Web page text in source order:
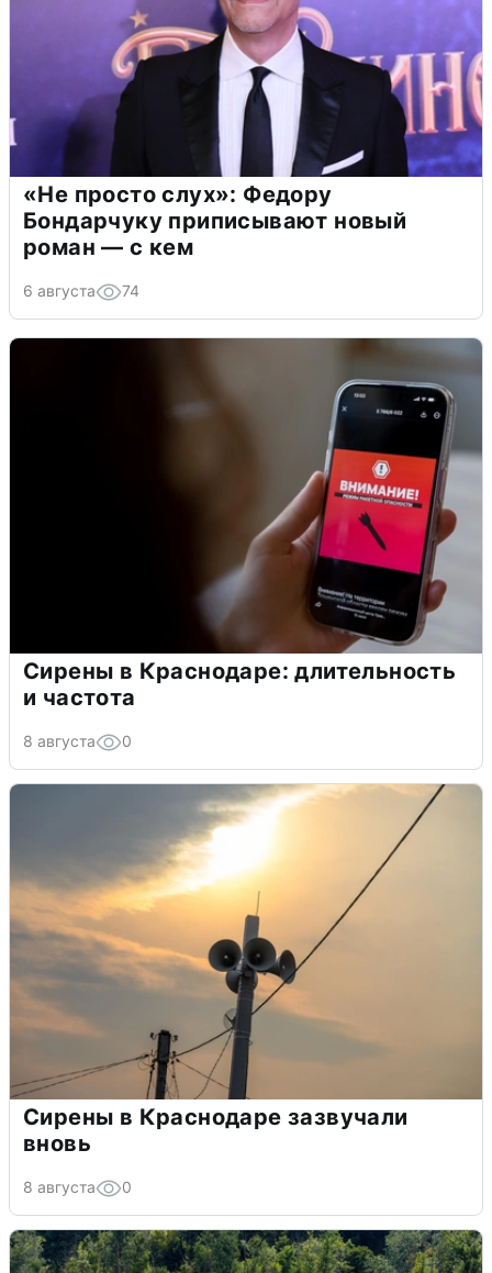
«Не просто слух»: Федору
Бондарчуку приписывают новый
роман — с кем
6 августа 74
Сирены в Краснодаре: длительность
и частота
8 августа 0
Сирены в Краснодаре зазвучали
вновь
8 августа 0